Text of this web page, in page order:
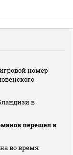
номер
в
перешел в
во время